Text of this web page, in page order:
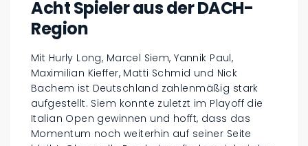
Acht Spieler aus der DACH-
Region
Mit Hurly Long, Marcel Siem, Yannik Paul,
Maximilian Kieffer, Matti Schmid und Nick
Bachem ist Deutschland zahlenmäßig stark
aufgestellt. Siem konnte zuletzt im Playoff die
Italian Open gewinnen und hofft, dass das
Momentum noch weiterhin auf seiner Seite